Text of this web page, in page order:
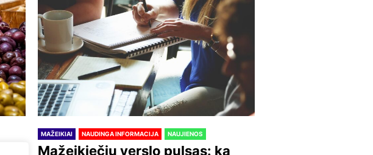
MAŽEIKIAI NAUDINGA INFORMACIJA NAUJIENOS
Mažeikiečių verslo pulsas: ką